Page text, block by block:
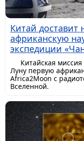
Китай доставит
африканскую
экспедиции
Китайская
Луну первую
Africa2Moon с
Вселенной.